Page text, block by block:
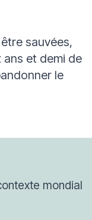
sauvées,
et demi de
le
mondial